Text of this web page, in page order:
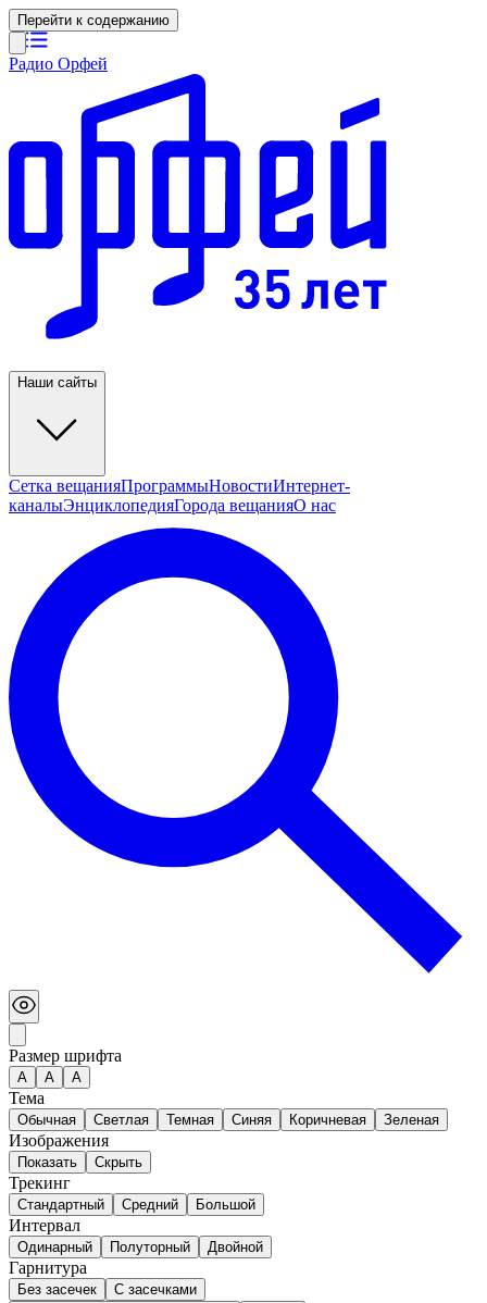
Перейти к содержанию
Радио Орфей
Наши сайты
Сетка вещанияПрограммыНовостиИнтернет-
каналыЭнциклопедияГорода вещанияО нас
Размер шрифта
А A A
Тема
Обычная Светлая Темная Синяя Коричневая Зеленая
Изображения
Показать Скрыть
Трекинг
Стандартный Средний Большой
Интервал
Одинарный Полуторный Двойной
Гарнитура
Без засечек
С засечками